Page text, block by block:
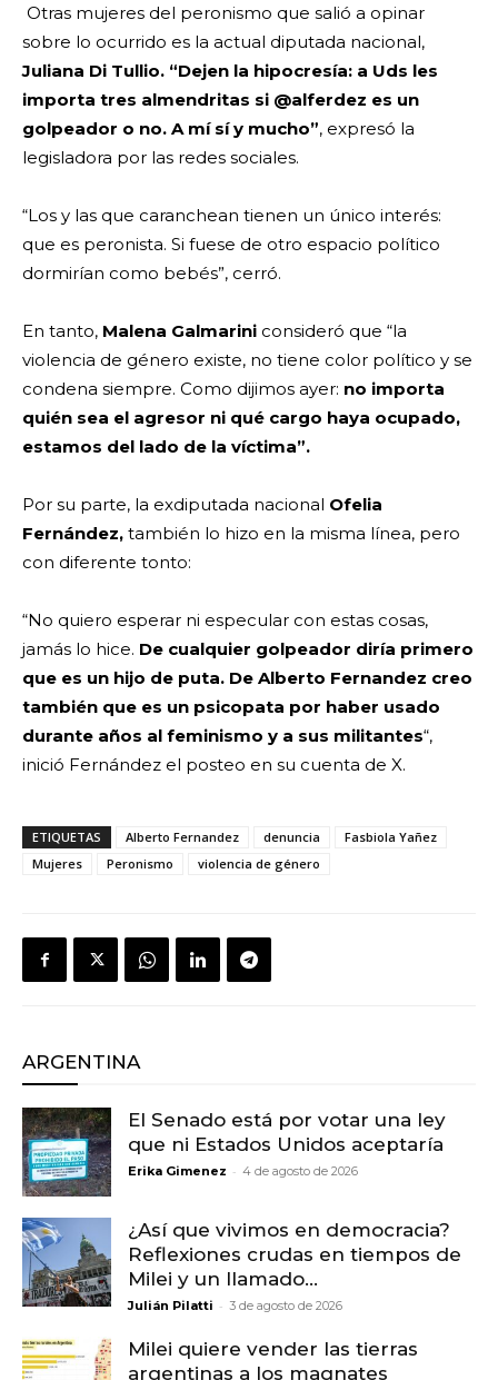
Otras mujeres del peronismo que salió a opinar
sobre lo ocurrido es la actual diputada nacional,
Juliana Di Tullio. “Dejen la hipocresía: a Uds les
importa tres almendritas si @alferdez es un
golpeador o no. A mí sí y mucho”, expresó la
legisladora por las redes sociales.
“Los y las que caranchean tienen un único interés:
que es peronista. Si fuese de otro espacio político
dormirían como bebés”, cerró.
En tanto, Malena Galmarini consideró que “la
violencia de género existe, no tiene color político y se
condena siempre. Como dijimos ayer: no importa
quién sea el agresor ni qué cargo haya ocupado,
estamos del lado de la víctima”.
Por su parte, la exdiputada nacional Ofelia
Fernández, también lo hizo en la misma línea, pero
con diferente tonto:
“No quiero esperar ni especular con estas cosas,
jamás lo hice. De cualquier golpeador diría primero
que es un hijo de puta. De Alberto Fernandez creo
también que es un psicopata por haber usado
durante años al feminismo y a sus militantes“,
inició Fernández el posteo en su cuenta de X.
ETIQUETAS Alberto Fernandez denuncia
Fasbiola Yañez
Mujeres
Peronismo violencia de género
ARGENTINA
El Senado está por votar una ley
que ni Estados Unidos aceptaría
Erika Gimenez - 4 de agosto de 2026
¿Así que vivimos en democracia?
Reflexiones crudas en tiempos de
Milei y un llamado...
Julián Pilatti - 3 de agosto de 2026
Milei quiere vender las tierras
argentinas a los magnates